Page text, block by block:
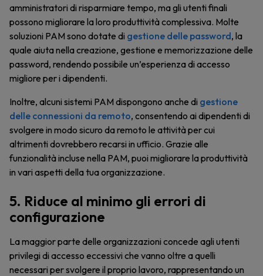
amministratori di risparmiare tempo, ma gli utenti finali
possono migliorare la loro produttività complessiva. Molte
soluzioni PAM sono dotate di gestione delle password, la
quale aiuta nella creazione, gestione e memorizzazione delle
password, rendendo possibile un’esperienza di accesso
migliore per i dipendenti.
Inoltre, alcuni sistemi PAM dispongono anche di gestione
delle connessioni da remoto, consentendo ai dipendenti di
svolgere in modo sicuro da remoto le attività per cui
altrimenti dovrebbero recarsi in ufficio. Grazie alle
funzionalità incluse nella PAM, puoi migliorare la produttività
in vari aspetti della tua organizzazione.
5. Riduce al minimo gli errori di
configurazione
La maggior parte delle organizzazioni concede agli utenti
privilegi di accesso eccessivi che vanno oltre a quelli
necessari per svolgere il proprio lavoro, rappresentando un